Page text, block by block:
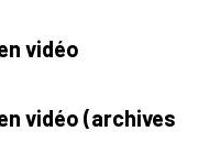
vidéo
vidéo (archives